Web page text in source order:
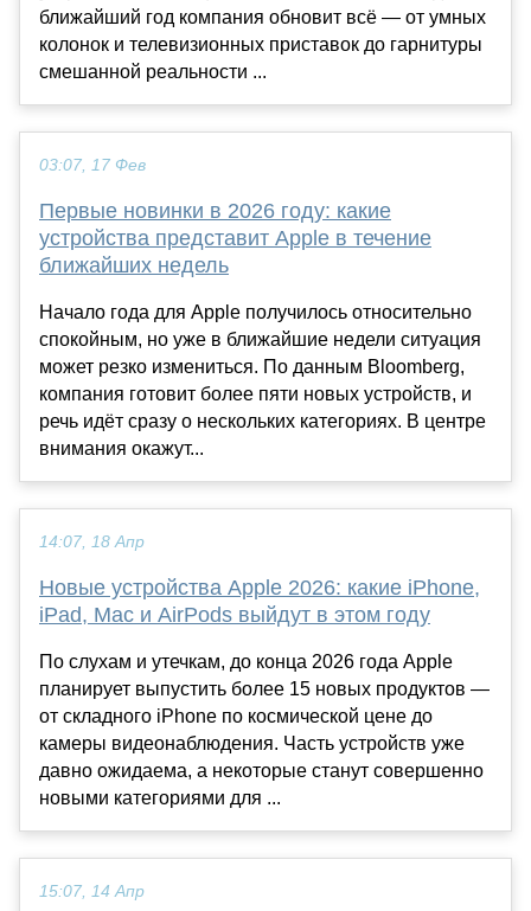
ближайший год компания обновит всё — от умных
колонок и телевизионных приставок до гарнитуры
смешанной реальности ...
03:07, 17 Фев
Первые новинки в 2026 году: какие
устройства представит Apple в течение
ближайших недель
Начало года для Apple получилось относительно
спокойным, но уже в ближайшие недели ситуация
может резко измениться. По данным Bloomberg,
компания готовит более пяти новых устройств, и
речь идёт сразу о нескольких категориях. В центре
внимания окажут...
14:07, 18 Апр
Новые устройства Apple 2026: какие iPhone,
iPad, Mac и AirPods выйдут в этом году
По слухам и утечкам, до конца 2026 года Apple
планирует выпустить более 15 новых продуктов —
от складного iPhone по космической цене до
камеры видеонаблюдения. Часть устройств уже
давно ожидаема, а некоторые станут совершенно
новыми категориями для ...
15:07, 14 Апр